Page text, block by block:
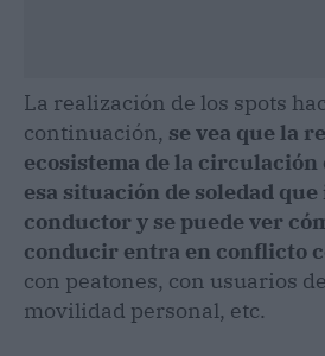
La realización de los spots
continuación, se vea que la
ecosistema de la circulación
esa situación de soledad
conductor y se puede ver
conducir entra en conflicto
con peatones, con usuarios
movilidad personal, etc.